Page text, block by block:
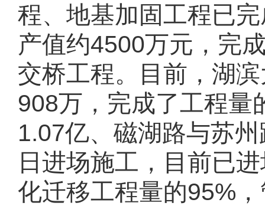
程、地基加固工程已
产值约4500万元，完
交桥工程。目前，湖
908万，完成了工程量
1.07亿、磁湖路与苏
日进场施工， 目前已进
化迁移工程量的95%